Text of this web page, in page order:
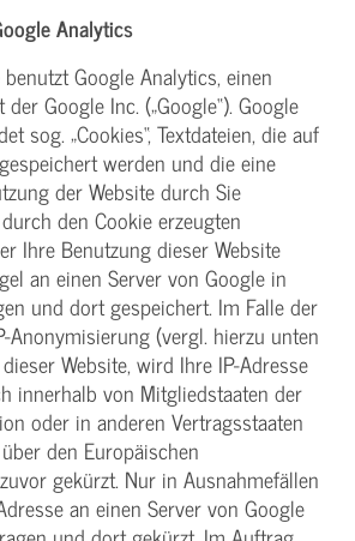
Analytics
Google Analytics, einen
Google Inc. („Google“). Google
sog. „Cookies“, Textdateien, die auf
werden und die eine
der Website durch Sie
den Cookie erzeugten
Ihre Benutzung dieser Website
an einen Server von Google in
und dort gespeichert. Im Falle der
Anonymisierung (vergl. hierzu unten
Website, wird Ihre IP-Adresse
innerhalb von Mitgliedstaaten der
oder in anderen Vertragsstaaten
den Europäischen
gekürzt. Nur in Ausnahmefällen
an einen Server von Google